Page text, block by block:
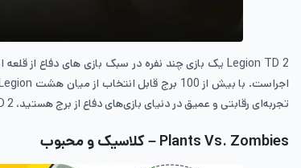
تجربه‌ای رقابتی و عمیق در دنیای بازی‌های دفاع از برج هستید، Legion TD 2 انتخابی مناسب خواهد بود.
Plants Vs. Zombies – کلاسیک و محبوب